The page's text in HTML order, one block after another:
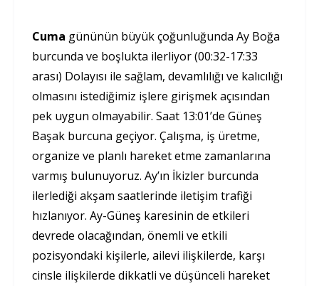
Cuma gününün büyük çoğunluğunda Ay Boğa
burcunda ve boşlukta ilerliyor (00:32-17:33
arası) Dolayısı ile sağlam, devamlılığı ve kalıcılığı
olmasını istediğimiz işlere girişmek açısından
pek uygun olmayabilir. Saat 13:01’de Güneş
Başak burcuna geçiyor. Çalışma, iş üretme,
organize ve planlı hareket etme zamanlarına
varmış bulunuyoruz. Ay’ın İkizler burcunda
ilerlediği akşam saatlerinde iletişim trafiği
hızlanıyor. Ay-Güneş karesinin de etkileri
devrede olacağından, önemli ve etkili
pozisyondaki kişilerle, ailevi ilişkilerde, karşı
cinsle ilişkilerde dikkatli ve düşünceli hareket